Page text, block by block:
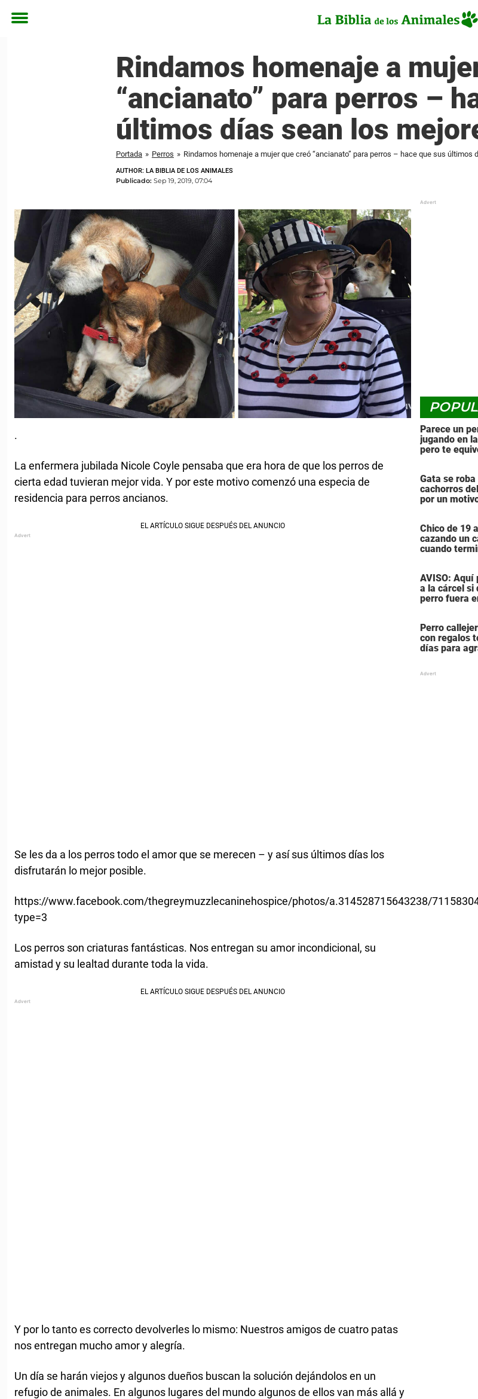
Toggle
Rindamos homenaje a
“ancianato” para perros –
últimos días sean los
Portada » Perros » Rindamos homenaje a mujer que creó “ancianato” para perros – hace que sus últimos
AUTHOR: LA BIBLIA DE LOS ANIMALES
Publicado: Sep 19, 2019, 07:04
.
La enfermera jubilada Nicole Coyle pensaba que era hora de que los perros de
cierta edad tuvieran mejor vida. Y por este motivo comenzó una especia de
residencia para perros ancianos.
Se les da a los perros todo el amor que se merecen – y así sus últimos días los
disfrutarán lo mejor posible.
https://www.facebook.com/thegreymuzzlecaninehospice/photos/a.314528715643238/
type=3
Los perros son criaturas fantásticas. Nos entregan su amor incondicional, su
amistad y su lealtad durante toda la vida.
Y por lo tanto es correcto devolverles lo mismo: Nuestros amigos de cuatro patas
nos entregan mucho amor y alegría.
Un día se harán viejos y algunos dueños buscan la solución dejándolos en un
refugio de animales. En algunos lugares del mundo algunos de ellos van más allá y
Parece un
jugando en
pero te
vuelta!
Gata se roba
cachorros
por un
Chico de 19
cazando un
cuando
AVISO: Aquí
a la cárcel si
perro fuera
Perro
con regalos
días para